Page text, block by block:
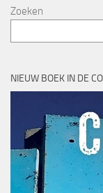
Zoeken
NIEUW BOEK IN DE